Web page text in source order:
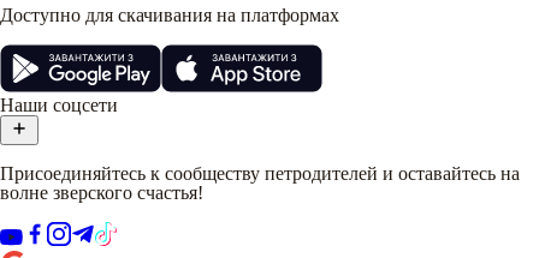
Доступно для скачивания на платформах
Наши соцсети
Присоединяйтесь к сообществу петродителей и оставайтесь на
волне зверского счастья!